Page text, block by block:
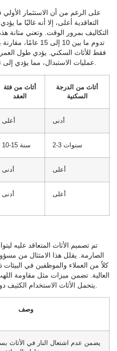
على الرغم من أن الاستثمار
التعاقدية أعلى، إلا أنه غالبًا ما
التكاليف بمرور الوقت. وتعني متانة
فقط للأثاث السكني. يؤدي طول العمر
عمليات الاستبدال، مما يؤدي إلى تحقيق وفورات كبيرة.
أثاث من فئة
العقد
أثاث من الدرجة
السكنية
أعلى أدنى
10-15 سنة 2-3 سنوات
أدنى أعلى
أدنى أعلى
تم تصميم الأثاث المتعاقد عليه
الصارمة. يقلل هذا الامتثال من
كلاً من العملاء والموظفين في البيئات
العالية. تضمن ميزات مثل مقاومة
وصف
يضمن عدم اشتعال النار في الأثاث